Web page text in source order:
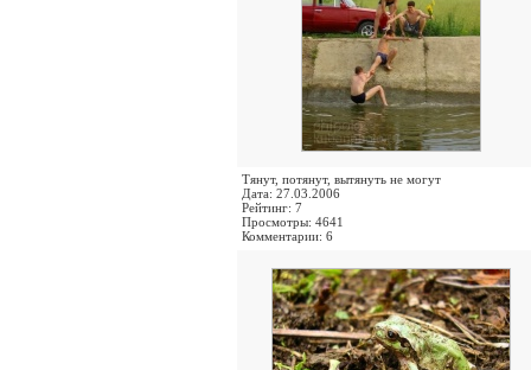
Тянут, потянут, вытянуть не могут
Дата: 27.03.2006
Рейтинг: 7
Просмотры: 4641
Комментарии: 6